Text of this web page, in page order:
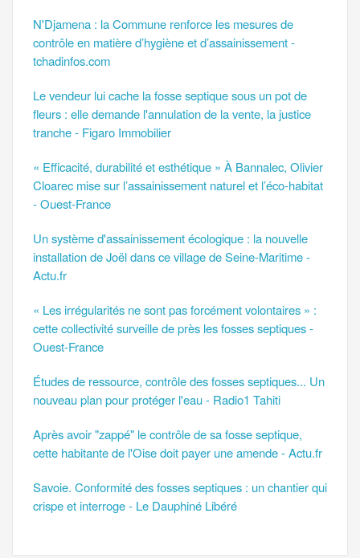
N'Djamena : la Commune renforce les mesures de
contrôle en matière d’hygiène et d’assainissement -
tchadinfos.com
Le vendeur lui cache la fosse septique sous un pot de
fleurs : elle demande l'annulation de la vente, la justice
tranche - Figaro Immobilier
« Efficacité, durabilité et esthétique » À Bannalec, Olivier
Cloarec mise sur l’assainissement naturel et l’éco-habitat
- Ouest-France
Un système d'assainissement écologique : la nouvelle
installation de Joël dans ce village de Seine-Maritime -
Actu.fr
« Les irrégularités ne sont pas forcément volontaires » :
cette collectivité surveille de près les fosses septiques -
Ouest-France
Études de ressource, contrôle des fosses septiques... Un
nouveau plan pour protéger l'eau - Radio1 Tahiti
Après avoir "zappé" le contrôle de sa fosse septique,
cette habitante de l'Oise doit payer une amende - Actu.fr
Savoie. Conformité des fosses septiques : un chantier qui
crispe et interroge - Le Dauphiné Libéré